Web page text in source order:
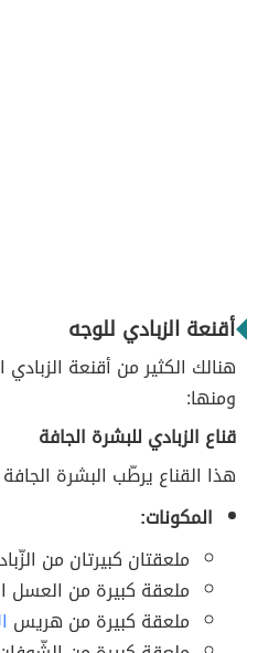
أقنعة الزبادي للوجه
هنالك الكثير من أقنعة
ومنها:
قناع الزبادي للبشرة الجافة
هذا القناع يرطّب البشرة
المكونات:
ملعقتان كبيرتان من
ملعقة كبيرة من العسل
ملعقة كبيرة من هريس